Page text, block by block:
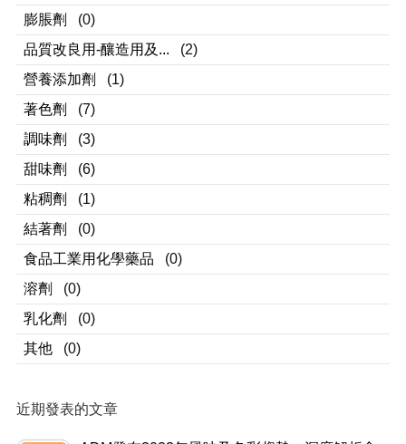
膨脹劑
(0)
品質改良用-釀造用及...
(2)
營養添加劑
(1)
著色劑
(7)
調味劑
(3)
甜味劑
(6)
粘稠劑
(1)
結著劑
(0)
食品工業用化學藥品
(0)
溶劑
(0)
乳化劑
(0)
其他
(0)
近期發表的文章